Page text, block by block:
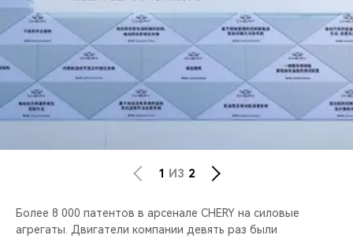
1 ИЗ 2
Более 8 000 патентов в арсенале CHERY на силовые
агрегаты. Двигатели компании девять раз были